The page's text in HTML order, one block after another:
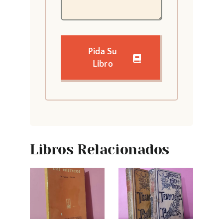
Pida Su
Libro
Libros Relacionados